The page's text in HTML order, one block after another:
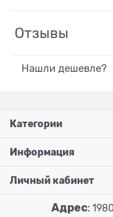
Отзывы
Нашли дешевле?
Категории
Информация
Личный кабинет
Адрес: